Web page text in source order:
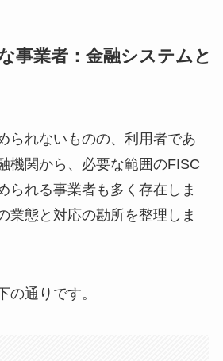
事業者：金融システムと
られないものの、利用者であ
機関から、必要な範囲のFISC
られる事業者も多く存在しま
業態と対応の勘所を整理しま
の通りです。